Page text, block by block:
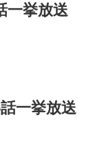
一挙放送
一挙放送